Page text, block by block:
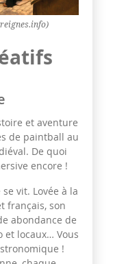
et aventure
de paintball au
De quoi
encore !
vit. Lovée à la
français, son
abondance de
et locaux… Vous
!